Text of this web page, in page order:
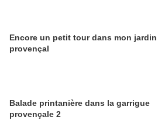
Encore un petit tour dans mon jardin
provençal
Balade printanière dans la garrigue
provençale 2